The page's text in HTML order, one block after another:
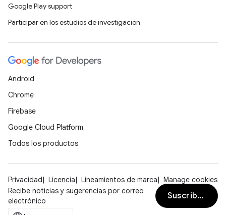
Google Play support
Participar en los estudios de investigación
Android
Chrome
Firebase
Google Cloud Platform
Todos los productos
Privacidad Licencia Lineamientos de marca
Manage cookies
Recibe noticias y sugerencias por correo
electrónico
Suscribirse